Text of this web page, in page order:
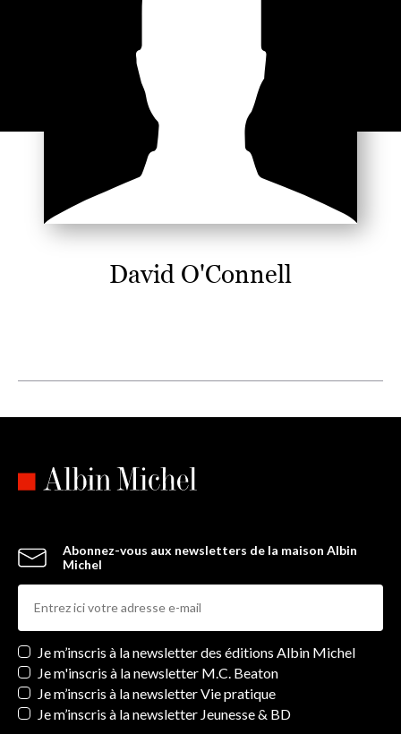
David O'Connell
Abonnez-vous aux newsletters de la maison Albin
Michel
Newsletters
Je m’inscris à la newsletter des éditions Albin Michel
Je m'inscris à la newsletter M.C. Beaton
Je m’inscris à la newsletter Vie pratique
Je m’inscris à la newsletter Jeunesse & BD